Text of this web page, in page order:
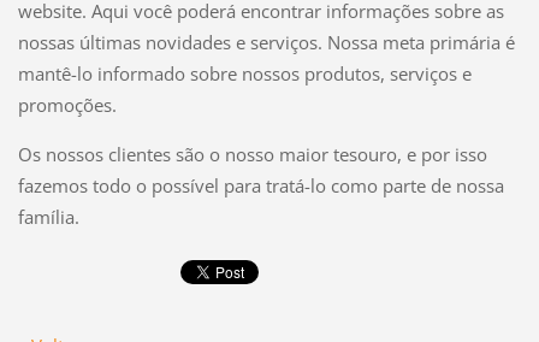
website. Aqui você poderá encontrar informações sobre as
nossas últimas novidades e serviços. Nossa meta primária é
mantê-lo informado sobre nossos produtos, serviços e
promoções.
Os nossos clientes são o nosso maior tesouro, e por isso
fazemos todo o possível para tratá-lo como parte de nossa
família.